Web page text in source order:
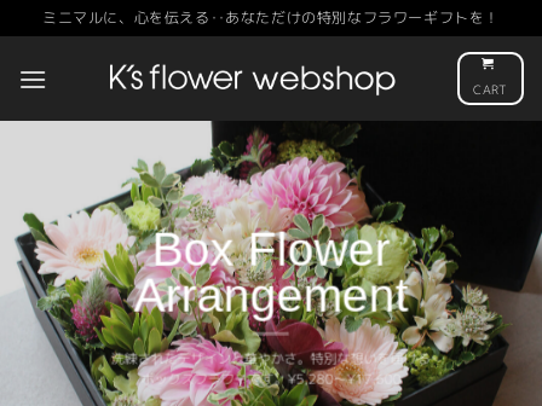
to
content
ミニマルに、心を伝える‥あなただけの特別なフラワーギフトを！
CART
Box Flower
Arrangement
洗練されたデザインと華やかさ。特別な想いを届ける
ボックスフラワーです。¥5,280〜¥17,600